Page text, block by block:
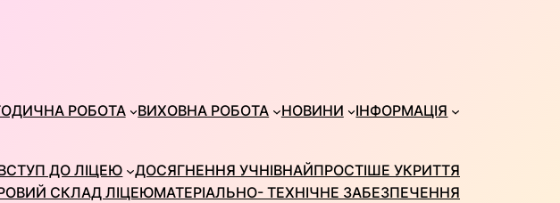
РОБОТА ВИХОВНА РОБОТА НОВИНИ ІНФОРМАЦІЯ
ДО ЛІЦЕЮ ДОСЯГНЕННЯ УЧНІВНАЙПРОСТІШЕ УКРИТТЯ
СКЛАД ЛІЦЕЮМАТЕРІАЛЬНО- ТЕХНІЧНЕ ЗАБЕЗПЕЧЕННЯ